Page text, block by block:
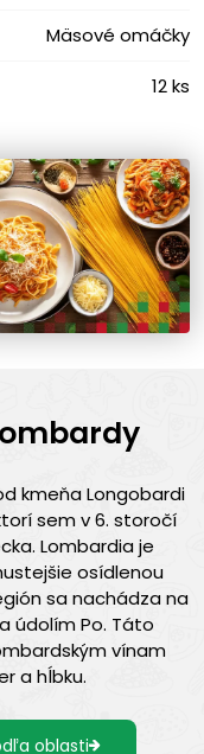
Mäsové omáčky
12 ks
kmeňa Longobardi
sem v 6. storočí
Lombardia je
osídlenou
sa nachádza na
údolím Po. Táto
vínam
a hĺbku.
oblasti